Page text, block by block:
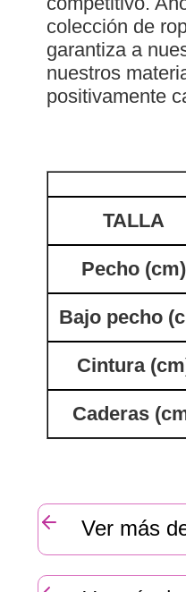
colección de
garantiza a
nuestros
positivamente
TALLA
Pecho (cm)
Bajo pecho
Cintura
Caderas
Ver más